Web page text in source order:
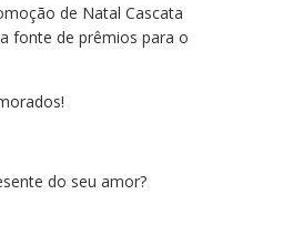
de Natal Cascata
fonte de prêmios para o
do seu amor?